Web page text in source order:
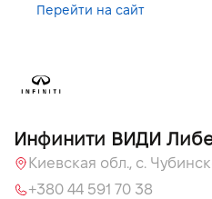
Перейти на сайт
Инфинити ВИДИ
+380 44 591 70 38